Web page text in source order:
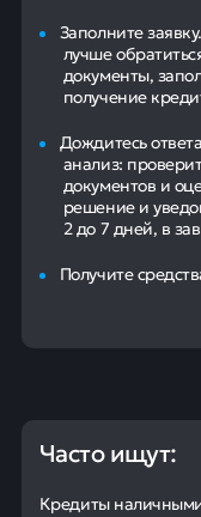
Заполните
лучше
документы,
получение
Дождитесь
анализ:
документов и
решение и
2 до 7 дней, в
Получите
Часто ищут:
Кредиты